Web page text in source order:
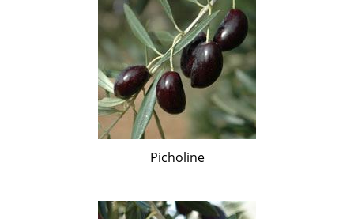
Picholine